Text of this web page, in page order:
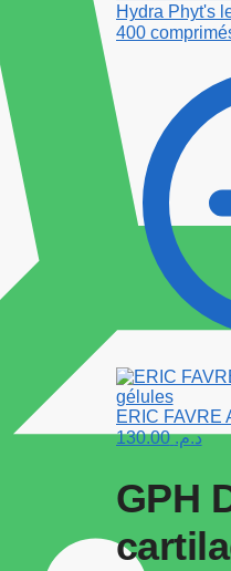
Hydra Phyt's
400
ERIC FAVRE
د.م.130.00
GPH